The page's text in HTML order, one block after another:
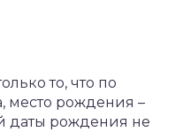
то, что по
место рождения –
даты рождения не